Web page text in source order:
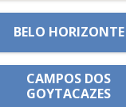
BELO HORIZONTE
CAMPOS DOS
GOYTACAZES